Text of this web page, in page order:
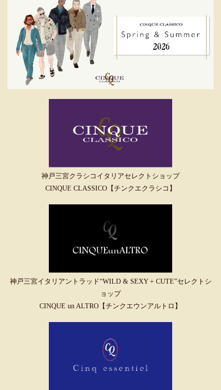
神戸三宮クラシコイタリアセレクトショップ
CINQUE CLASSICO【チンクエクラシコ】
神戸三宮イタリアントラッド“WILD & SEXY + CUTE”セレクトシ
ョップ
CINQUE un ALTRO【チンクエウンアルトロ】